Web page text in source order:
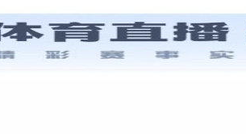
首页 星情阐述